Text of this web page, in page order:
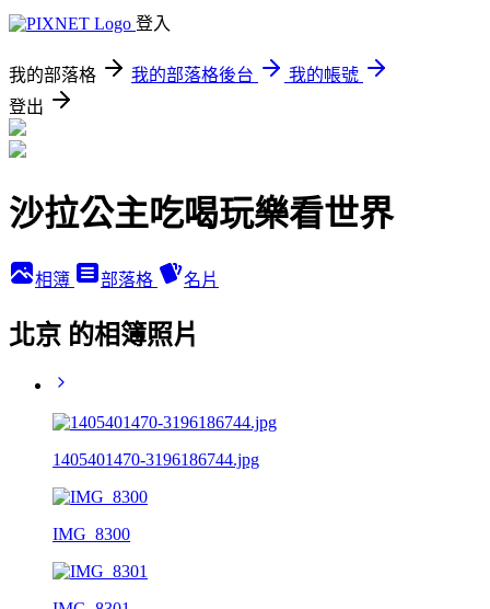
登入
我的部落格 我的部落格後台
我的帳號
登出
沙拉公主吃喝玩樂看世界
相簿 部落格 名片
北京 的相簿照片
1405401470-3196186744.jpg
IMG_8300